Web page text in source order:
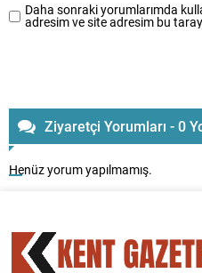
Daha sonraki yorumlarımda
adresim ve site adresim bu
Ziyaretçi Yorumları - 0
Henüz yorum yapılmamış.